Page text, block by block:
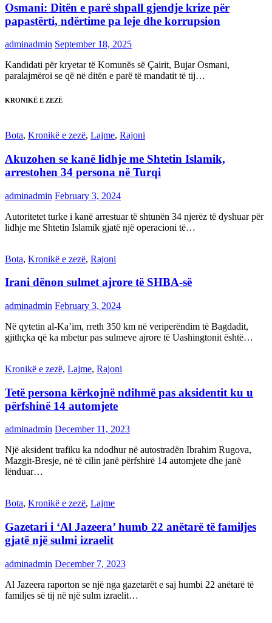
Osmani: Ditën e parë shpall gjendje krize për
papastërti, ndërtime pa leje dhe korrupsion
adminadmin September 18, 2025
Kandidati për kryetar të Komunës së Çairit, Bujar Osmani,
paralajmëroi se që në ditën e parë të mandatit të tij…
KRONIKË E ZEZË
Bota, Kronikë e zezë, Lajme, Rajoni
Akuzohen se kanë lidhje me Shtetin Islamik,
arrestohen 34 persona në Turqi
adminadmin February 3, 2024
Autoritetet turke i kanë arrestuar të shtunën 34 njerëz të dyshuar për
lidhje me Shtetin Islamik gjatë një operacioni të…
Bota, Kronikë e zezë, Rajoni
Irani dënon sulmet ajrore të SHBA-së
adminadmin February 3, 2024
Në qytetin al-Ka’im, rreth 350 km në veriperëndim të Bagdadit,
gjithçka që ka mbetur pas sulmeve ajrore të Uashingtonit është…
Kronikë e zezë, Lajme, Rajoni
Tetë persona kërkojnë ndihmë pas aksidentit ku u
përfshinë 14 automjete
adminadmin December 11, 2023
Një aksident trafiku ka ndodhur në autostradën Ibrahim Rugova,
Mazgit-Bresje, në të cilin janë përfshirë 14 automjete dhe janë
lënduar…
Bota, Kronikë e zezë, Lajme
Gazetari i ‘Al Jazeera’ humb 22 anëtarë të familjes
gjatë një sulmi izraelit
adminadmin December 7, 2023
Al Jazeera raporton se një nga gazetarët e saj humbi 22 anëtarë të
familjes së tij në një sulm izraelit…